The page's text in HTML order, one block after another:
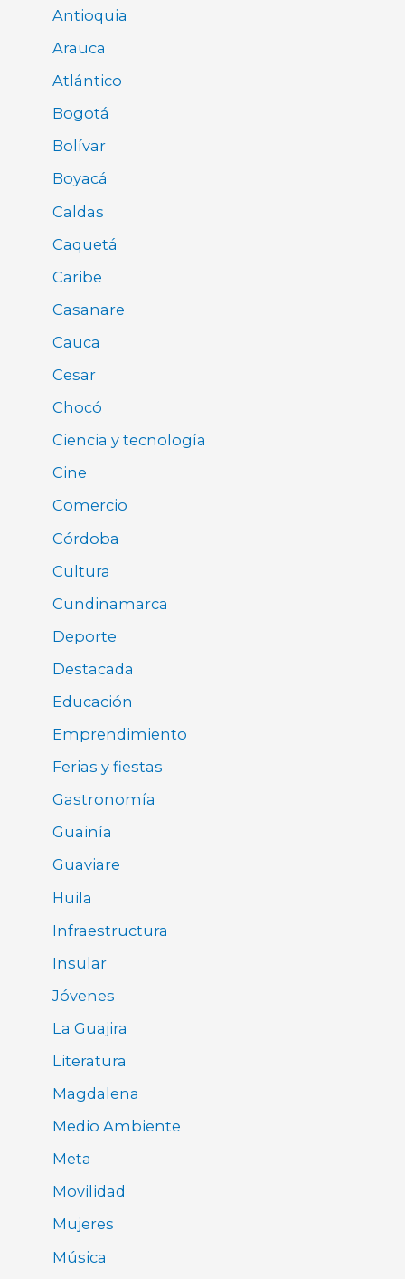
Antioquia
Arauca
Atlántico
Bogotá
Bolívar
Boyacá
Caldas
Caquetá
Caribe
Casanare
Cauca
Cesar
Chocó
Ciencia y tecnología
Cine
Comercio
Córdoba
Cultura
Cundinamarca
Deporte
Destacada
Educación
Emprendimiento
Ferias y fiestas
Gastronomía
Guainía
Guaviare
Huila
Infraestructura
Insular
Jóvenes
La Guajira
Literatura
Magdalena
Medio Ambiente
Meta
Movilidad
Mujeres
Música